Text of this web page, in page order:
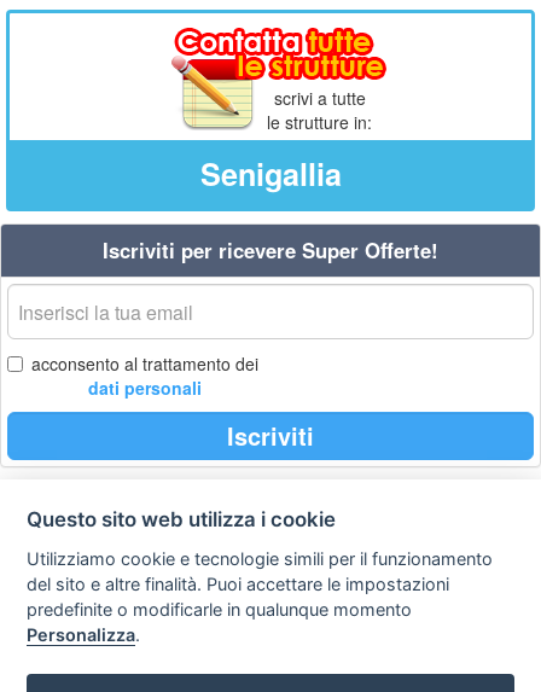
scrivi a tutte
le strutture in:
Senigallia
Iscriviti per ricevere Super Offerte!
La
tua
email
acconsento al trattamento dei
dati personali
Iscriviti
policy
legale
Preferenze cookie
Copyright © 2008
Questo sito web utilizza i cookie
Utilizziamo cookie e tecnologie simili per il funzionamento
del sito e altre finalità. Puoi accettare le impostazioni
predefinite o modificarle in qualunque momento
Personalizza.